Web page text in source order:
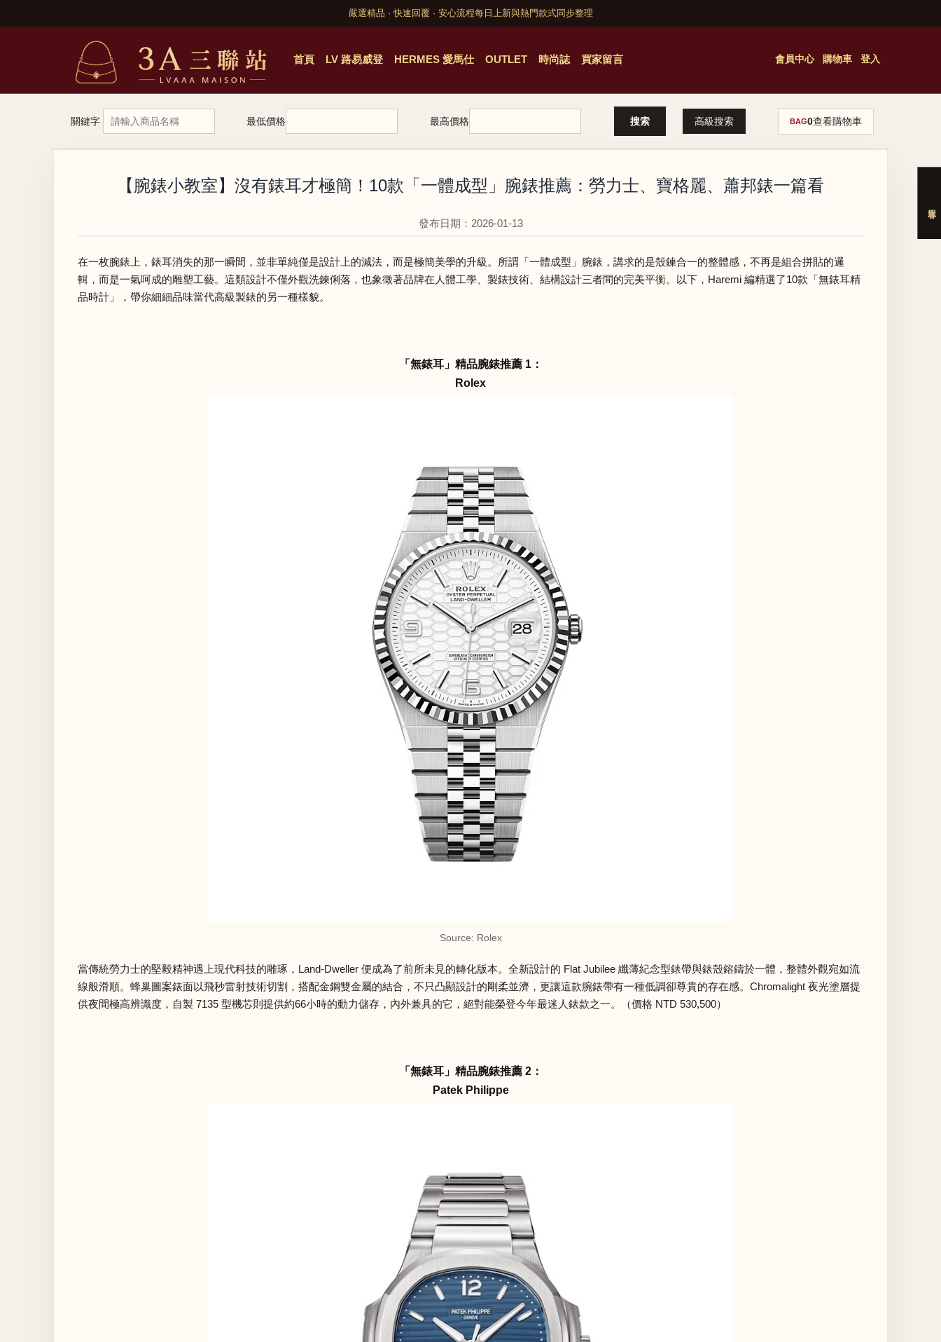
嚴選精品 · 快速回覆 · 安心流程每日上新與熱門款式同步整理
首頁 LV 路易威登 HERMES 愛馬仕 OUTLET 時尚誌 買家留言 會員中心 購物車 登入
關鍵字 最低價格 最高價格 高級搜索 BAG0查看購物車
【腕錶小教室】沒有錶耳才極簡！10款「一體成型」腕錶推薦：勞力士、寶格麗、蕭邦錶一篇看
發布日期：2026-01-13
在一枚腕錶上，錶耳消失的那一瞬間，並非單純僅是設計上的減法，而是極簡美學的升級。所謂「一體成型」腕錶，講求的是殼鍊合一的整體感，不再是組合拼貼的邏
輯，而是一氣呵成的雕塑工藝。這類設計不僅外觀洗鍊俐落，也象徵著品牌在人體工學、製錶技術、結構設計三者間的完美平衡。以下，Haremi 編精選了10款「無錶耳精
品時計」，帶你細細品味當代高級製錶的另一種樣貌。
「無錶耳」精品腕錶推薦 1：
Rolex
Source: Rolex
當傳統勞力士的堅毅精神遇上現代科技的雕琢，Land-Dweller 便成為了前所未見的轉化版本。全新設計的 Flat Jubilee 纖薄紀念型錶帶與錶殼鎔鑄於一體，整體外觀宛如流
線般滑順。蜂巢圖案錶面以飛秒雷射技術切割，搭配金鋼雙金屬的結合，不只凸顯設計的剛柔並濟，更讓這款腕錶帶有一種低調卻尊貴的存在感。Chromalight 夜光塗層提
供夜間極高辨識度，自製 7135 型機芯則提供約66小時的動力儲存，內外兼具的它，絕對能榮登今年最迷人錶款之一。（價格 NTD 530,500）
「無錶耳」精品腕錶推薦 2：
Patek Philippe